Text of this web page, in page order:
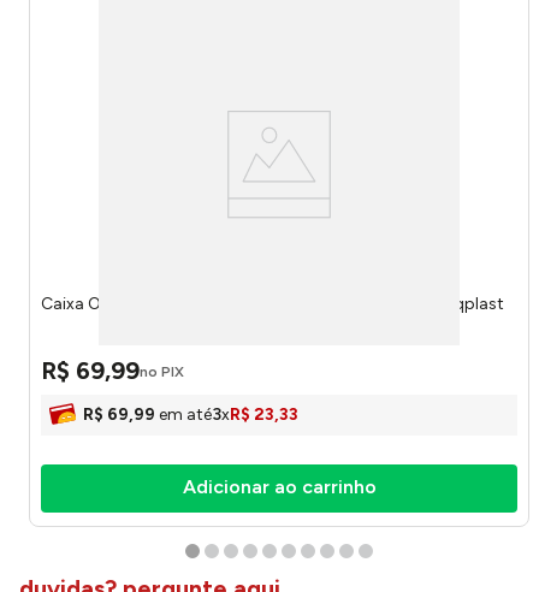
Caixa Organizadora Com Tampa 56 Litros 25793 - Arqplast
R$ 69,99no PIX
R$ 69,99 em até3xR$ 23,33
Adicionar ao carrinho